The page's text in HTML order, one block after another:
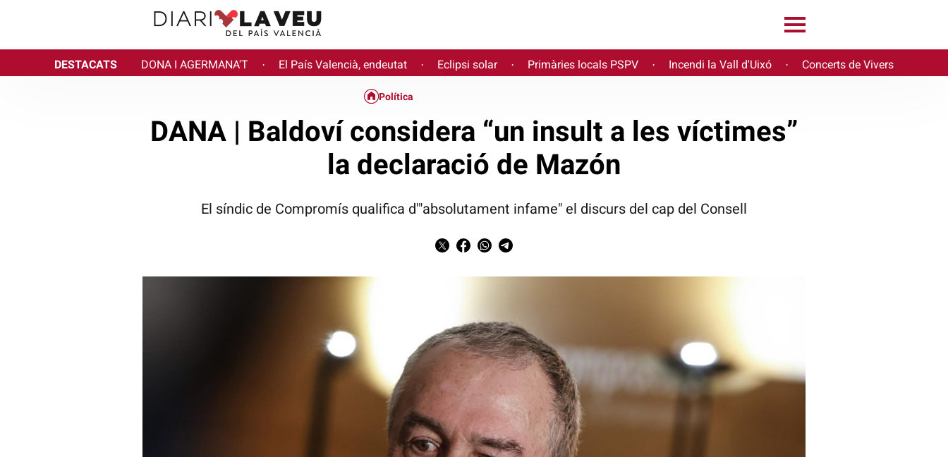
DESTACATS DONA I AGERMANA'T · El País Valencià, endeutat · Eclipsi solar · Primàries locals PSPV · Incendi la Vall d'Uixó · Concerts de Vivers
Política
DANA | Baldoví considera “un insult a les víctimes”
la declaració de Mazón
El síndic de Compromís qualifica d'"absolutament infame" el discurs del cap del Consell